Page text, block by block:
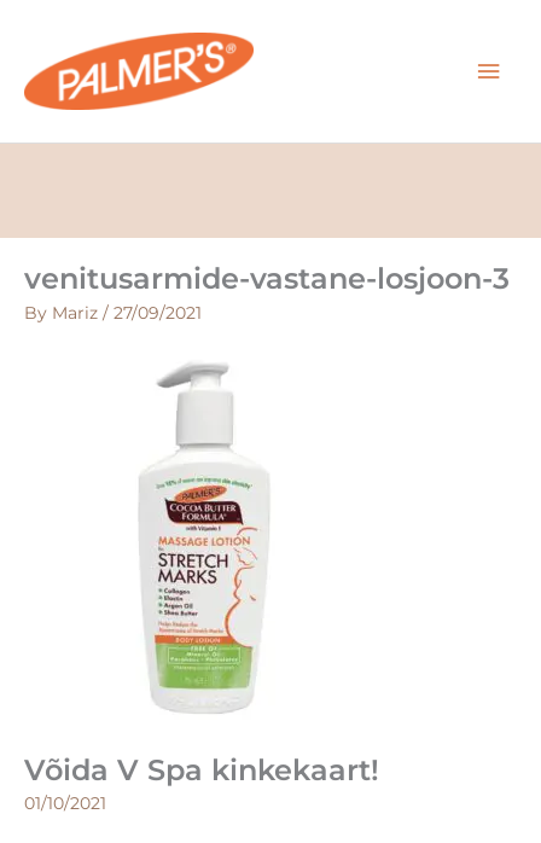
content
venitusarmide-vastane-losjoon-3
By Mariz / 27/09/2021
Võida V Spa kinkekaart!
01/10/2021